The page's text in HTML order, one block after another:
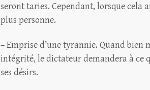
seront taries. Cependant, lorsque cela
plus personne.
– Emprise d’une tyrannie. Quand
intégrité, le dictateur demandera à ce
ses désirs.